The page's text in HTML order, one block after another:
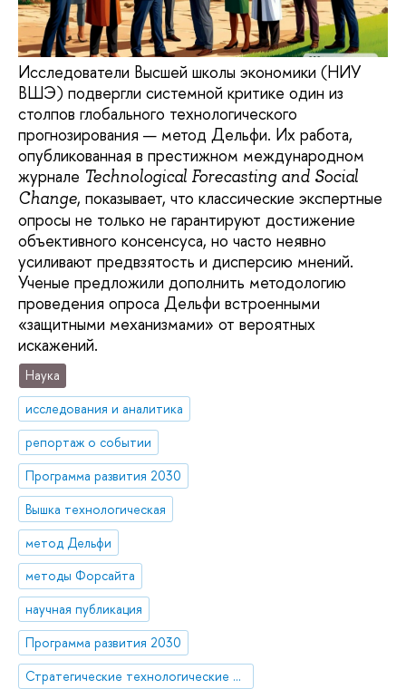
Исследователи Высшей школы экономики (НИУ
ВШЭ) подвергли системной критике один из
столпов глобального технологического
прогнозирования — метод Дельфи. Их работа,
опубликованная в престижном международном
журнале Technological Forecasting and Social
Change, показывает, что классические экспертные
опросы не только не гарантируют достижение
объективного консенсуса, но часто неявно
усиливают предвзятость и дисперсию мнений.
Ученые предложили дополнить методологию
проведения опроса Дельфи встроенными
«защитными механизмами» от вероятных
искажений.
Наука
исследования и аналитика
репортаж о событии
Программа развития 2030
Вышка технологическая
метод Дельфи
методы Форсайта
научная публикация
Программа развития 2030
Стратегические технологические проекты